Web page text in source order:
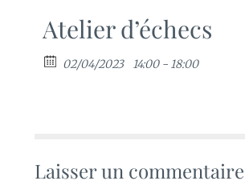
Atelier d’échecs
02/04/2023 14:00 - 18:00
Laisser un commentaire